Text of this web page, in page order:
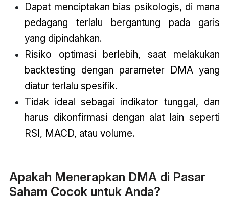
Dapat menciptakan bias psikologis, di mana
pedagang terlalu bergantung pada garis
yang dipindahkan.
Risiko optimasi berlebih, saat melakukan
backtesting dengan parameter DMA yang
diatur terlalu spesifik.
Tidak ideal sebagai indikator tunggal, dan
harus dikonfirmasi dengan alat lain seperti
RSI, MACD, atau volume.
Apakah Menerapkan DMA di Pasar
Saham Cocok untuk Anda?